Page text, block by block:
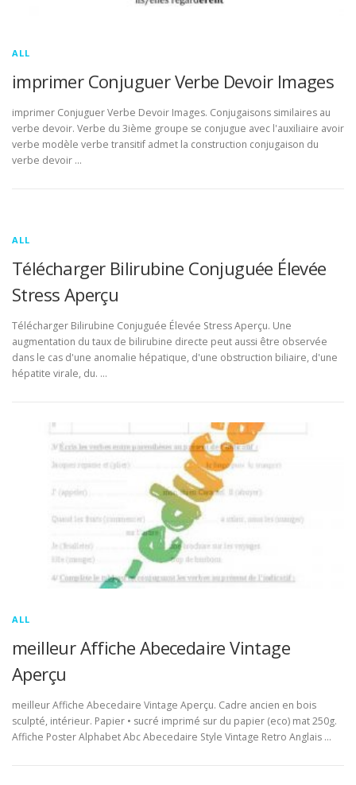
ALL
imprimer Conjuguer Verbe Devoir Images
imprimer Conjuguer Verbe Devoir Images. Conjugaisons similaires au
verbe devoir. Verbe du 3ième groupe se conjugue avec l'auxiliaire avoir
verbe modèle verbe transitif admet la construction conjugaison du
verbe devoir …
ALL
Télécharger Bilirubine Conjuguée Élevée
Stress Aperçu
Télécharger Bilirubine Conjuguée Élevée Stress Aperçu. Une
augmentation du taux de bilirubine directe peut aussi être observée
dans le cas d'une anomalie hépatique, d'une obstruction biliaire, d'une
hépatite virale, du. …
ALL
meilleur Affiche Abecedaire Vintage
Aperçu
meilleur Affiche Abecedaire Vintage Aperçu. Cadre ancien en bois
sculpté, intérieur. Papier • sucré imprimé sur du papier (eco) mat 250g.
Affiche Poster Alphabet Abc Abecedaire Style Vintage Retro Anglais …